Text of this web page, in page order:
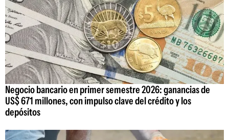
Negocio bancario en primer semestre 2026: ganancias de
US$ 671 millones, con impulso clave del crédito y los
depósitos